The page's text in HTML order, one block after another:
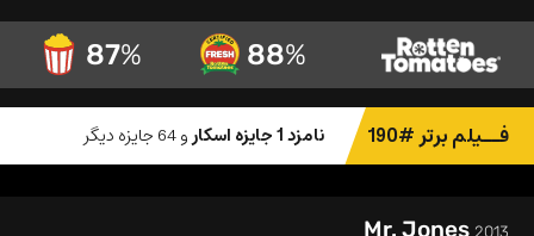
88%
87%
فــیلم برتر #190 نامزد 1 جایزه اسکار و 64 جایزه دیگر
Mr. Jones2013